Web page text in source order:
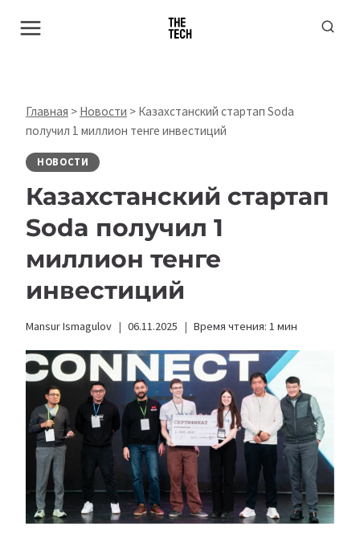
Главная > Новости > Казахстанский стартап Soda
получил 1 миллион тенге инвестиций
НОВОСТИ
Казахстанский стартап
Soda получил 1
миллион тенге
инвестиций
Mansur Ismagulov 06.11.2025 Время чтения: 1 мин